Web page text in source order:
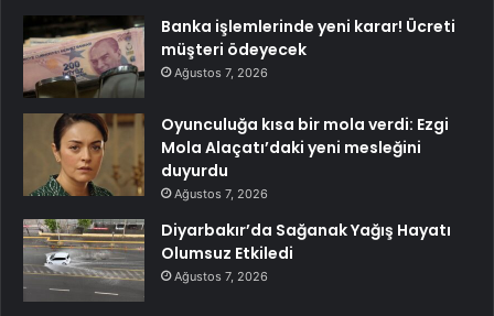
Banka işlemlerinde yeni karar! Ücreti
müşteri ödeyecek
Ağustos 7, 2026
Oyunculuğa kısa bir mola verdi: Ezgi
Mola Alaçatı’daki yeni mesleğini
duyurdu
Ağustos 7, 2026
Diyarbakır’da Sağanak Yağış Hayatı
Olumsuz Etkiledi
Ağustos 7, 2026